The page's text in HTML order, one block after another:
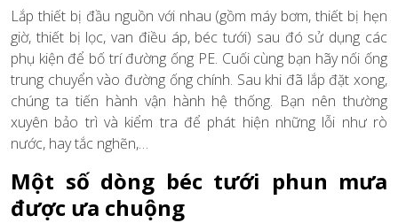
Lắp thiết bị đầu nguồn với nhau (gồm máy bơm, thiết bị hẹn
giờ, thiết bị lọc, van điều áp, béc tưới) sau đó sử dụng các
phụ kiện để bố trí đường ống PE. Cuối cùng bạn hãy nối ống
trung chuyển vào đường ống chính. Sau khi đã lắp đặt xong,
chúng ta tiến hành vận hành hệ thống. Bạn nên thường
xuyên bảo trì và kiểm tra để phát hiện những lỗi như rò
nước, hay tắc nghẽn,…
Một số dòng béc tưới phun mưa
được ưa chuộng